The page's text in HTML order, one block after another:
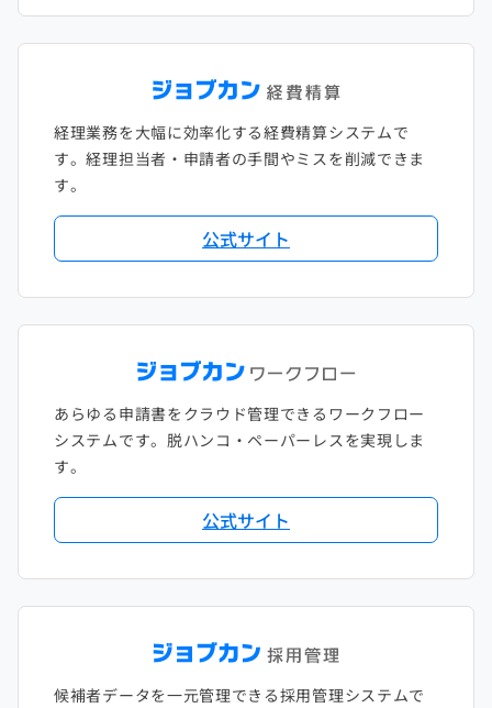
経理業務を大幅に効率化する経費精算システムで
す。経理担当者・申請者の手間やミスを削減できま
す。
公式サイト
あらゆる申請書をクラウド管理できるワークフロー
システムです。脱ハンコ・ペーパーレスを実現しま
す。
公式サイト
候補者データを一元管理できる採用管理システムで